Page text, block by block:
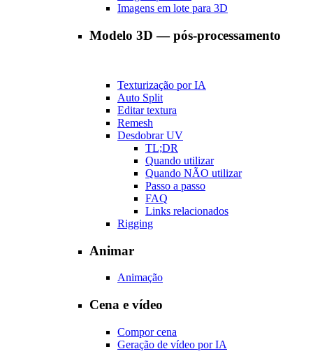
Imagens em lote para 3D
Modelo 3D — pós-processamento
Texturização por IA
Auto Split
Editar textura
Remesh
Desdobrar UV
TL;DR
Quando utilizar
Quando NÃO utilizar
Passo a passo
FAQ
Links relacionados
Rigging
Animar
Animação
Cena e vídeo
Compor cena
Geração de vídeo por IA